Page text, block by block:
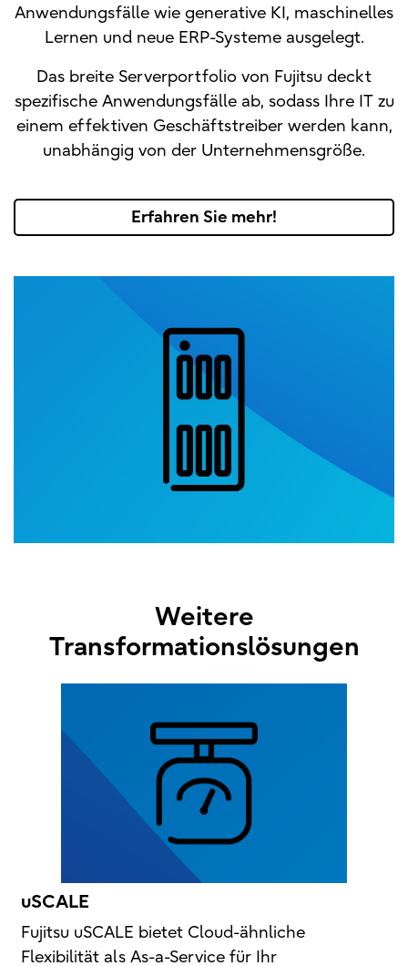
Anwendungsfälle wie generative KI, maschinelles
Lernen und neue ERP-Systeme ausgelegt.
Das breite Serverportfolio von Fujitsu deckt
spezifische Anwendungsfälle ab, sodass Ihre IT zu
einem effektiven Geschäftstreiber werden kann,
unabhängig von der Unternehmensgröße.
Erfahren Sie mehr!
Weitere
Transformationslösungen
uSCALE
Fujitsu uSCALE bietet Cloud-ähnliche
Flexibilität als As-a-Service für Ihr